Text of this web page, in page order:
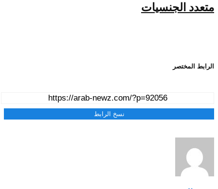
متعدد الجنسيات
الرابط المختصر
نسخ الرابط